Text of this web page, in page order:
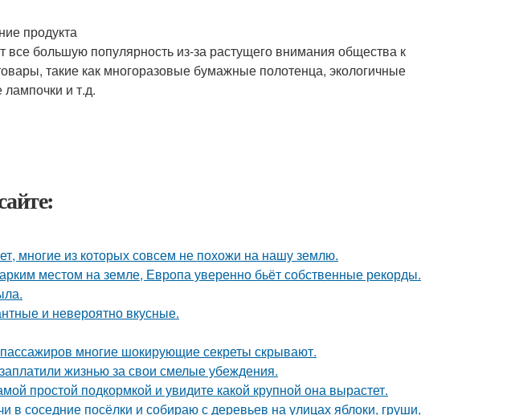
продукта
большую популярность из-за растущего внимания общества к
такие как многоразовые бумажные полотенца, экологичные
и т.д.
многие из которых совсем не похожи на нашу землю.
местом на земле, Европа уверенно бьёт собственные рекорды.
и невероятно вкусные.
многие шокирующие секреты скрывают.
жизнью за свои смелые убеждения.
простой подкормкой и увидите какой крупной она вырастет.
в соседние посёлки и собираю с деревьев на улицах яблоки, груши,